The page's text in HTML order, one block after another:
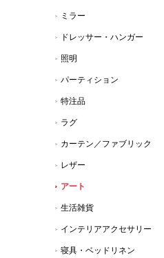
ミラー
ドレッサー・ハンガー
照明
パーティション
特注品
ラグ
カーテン／ファブリック
レザー
アート
生活雑貨
インテリアアクセサリー
寝具・ベッドリネン